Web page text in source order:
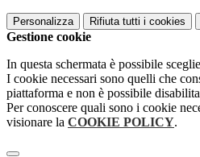
Personalizza Rifiuta tutti i cookies
Gestione cookie
In questa schermata è possibile
I cookie necessari sono quelli che
piattaforma e non è possibile
Per conoscere quali sono i cookie
visionare la COOKIE POLICY.